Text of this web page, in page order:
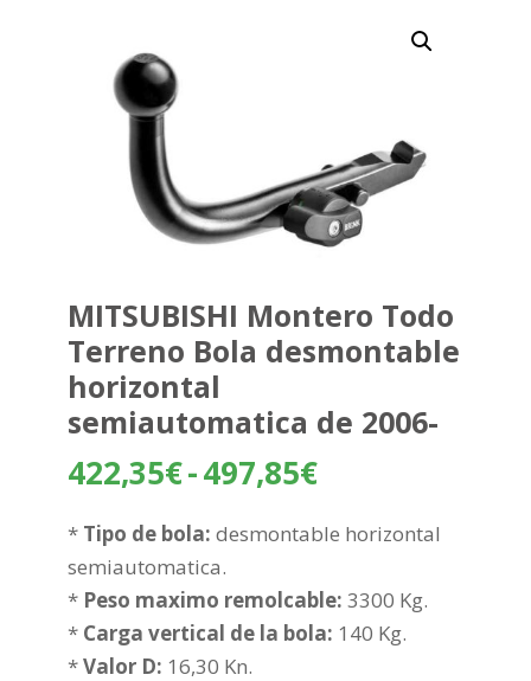
MITSUBISHI Montero Todo
Terreno Bola desmontable
horizontal
semiautomatica de 2006-
422,35€-497,85€Rango
precios:
422,35€
hasta
* Tipo de bola: desmontable horizontal
semiautomatica.
* Peso maximo remolcable: 3300 Kg.
* Carga vertical de la bola: 140 Kg.
*Valor D: 16,30 Kn.